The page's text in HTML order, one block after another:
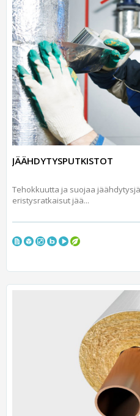
JÄÄHDYTYSPUTKISTOT
Tehokkuutta ja suojaa
eristysratkaisut jää...